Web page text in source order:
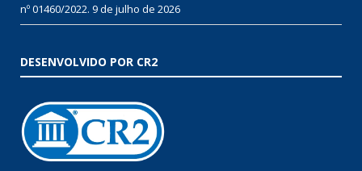
nº 01460/2022. 9 de julho de 2026
DESENVOLVIDO POR CR2